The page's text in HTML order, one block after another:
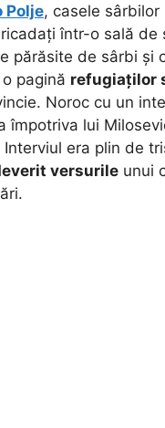
Polje, casele
într-o sală de
părăsite de sârbi și
pagină refugiaților
Noroc cu un
împotriva lui
era plin de
versurile unui